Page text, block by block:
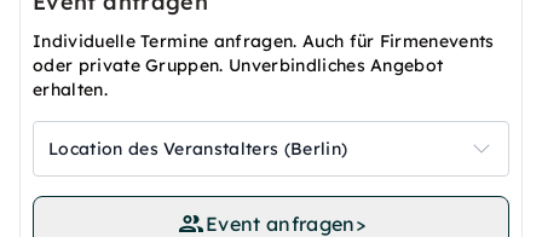
Individuelle Termine anfragen. Auch für Firmenevents
oder private Gruppen. Unverbindliches Angebot
erhalten.
Location des Veranstalters (Berlin)
Event anfragen>